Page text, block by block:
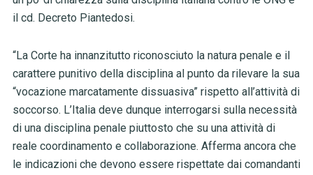
il cd. Decreto Piantedosi.
“La Corte ha innanzitutto riconosciuto la natura penale e il
carattere punitivo della disciplina al punto da rilevare la sua
“vocazione marcatamente dissuasiva” rispetto all’attività di
soccorso. L’Italia deve dunque interrogarsi sulla necessità
di una disciplina penale piuttosto che su una attività di
reale coordinamento e collaborazione. Afferma ancora che
le indicazioni che devono essere rispettate dai comandanti